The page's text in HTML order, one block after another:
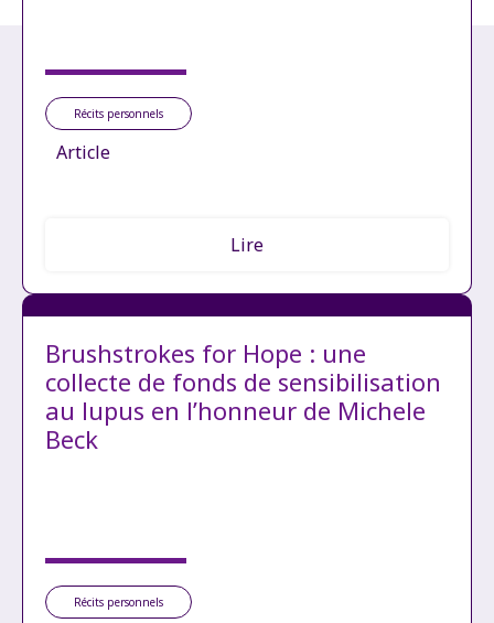
Récits personnels
Article
Lire
Brushstrokes for Hope : une
collecte de fonds de sensibilisation
au lupus en l’honneur de Michele
Beck
Récits personnels